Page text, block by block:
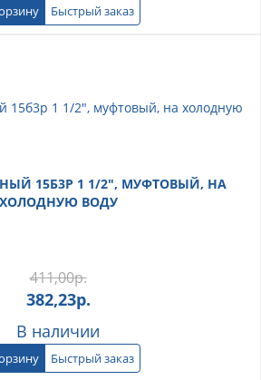
Быстрый заказ
15Б3Р 1 1/2", МУФТОВЫЙ, НА
ХОЛОДНУЮ ВОДУ
411,00р.
382,23р.
В наличии
Быстрый заказ